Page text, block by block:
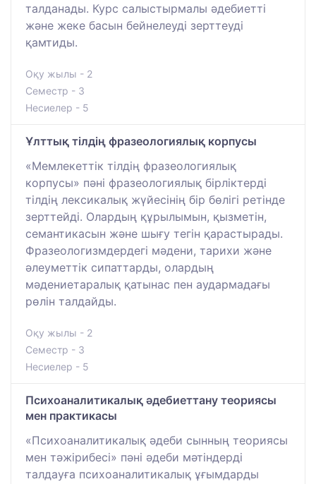
талданады. Курс салыстырмалы әдебиетті
және жеке басын бейнелеуді зерттеуді
қамтиды.
Оқу жылы - 2
Семестр - 3
Несиелер - 5
Ұлттық тілдің фразеологиялық корпусы
«Мемлекеттік тілдің фразеологиялық
корпусы» пәні фразеологиялық бірліктерді
тілдің лексикалық жүйесінің бір бөлігі ретінде
зерттейді. Олардың құрылымын, қызметін,
семантикасын және шығу тегін қарастырады.
Фразеологизмдердегі мәдени, тарихи және
әлеуметтік сипаттарды, олардың
мәдениетаралық қатынас пен аудармадағы
рөлін талдайды.
Оқу жылы - 2
Семестр - 3
Несиелер - 5
Психоаналитикалық әдебиеттану теориясы
мен практикасы
«Психоаналитикалық әдеби сынның теориясы
мен тәжірибесі» пәні әдеби мәтіндерді
талдауға психоаналитикалық ұғымдарды